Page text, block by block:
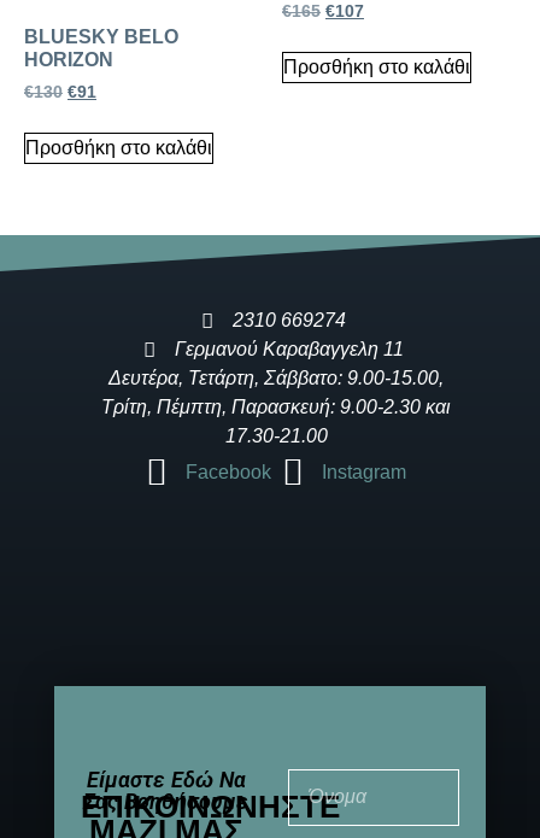
BLUESKY BELO
HORIZON
€130 €91
Προσθήκη στο καλάθι
€165 €107
Προσθήκη στο καλάθι
2310 669274
Γερμανού Καραβαγγελη 11
Δευτέρα, Τετάρτη, Σάββατο: 9.00-15.00,
Τρίτη, Πέμπτη, Παρασκευή: 9.00-2.30 και
17.30-21.00
Facebook
Instagram
Είμαστε Εδώ Να
Σας Βοηθήσουμε
ΕΠΙΚΟΙΝΩΝΉΣΤΕ
ΜΑΖΊ ΜΑΣ